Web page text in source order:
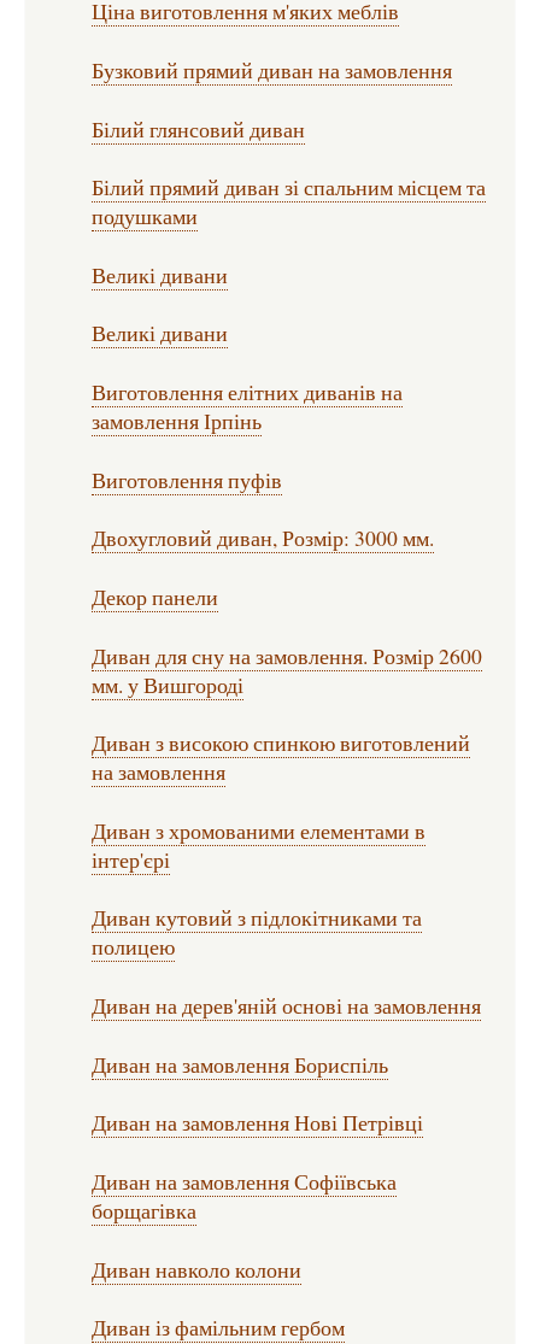
Ціна виготовлення м'яких меблів
Бузковий прямий диван на замовлення
Білий глянсовий диван
Білий прямий диван зі спальним місцем та
подушками
Великі дивани
Великі дивани
Виготовлення елітних диванів на
замовлення Ірпінь
Виготовлення пуфів
Двохугловий диван, Розмір: 3000 мм.
Декор панели
Диван для сну на замовлення. Розмір 2600
мм. у Вишгороді
Диван з високою спинкою виготовлений
на замовлення
Диван з хромованими елементами в
інтер'єрі
Диван кутовий з підлокітниками та
полицею
Диван на дерев'яній основі на замовлення
Диван на замовлення Бориспіль
Диван на замовлення Нові Петрівці
Диван на замовлення Софіївська
борщагівка
Диван навколо колони
Диван із фамільним гербом